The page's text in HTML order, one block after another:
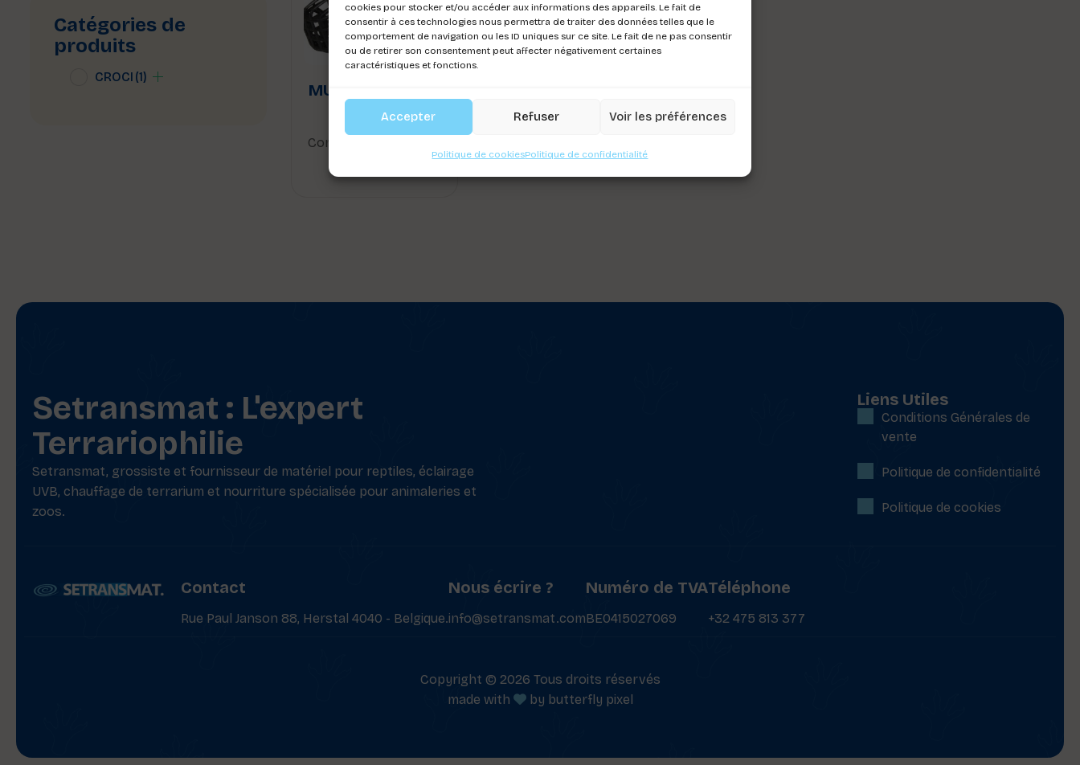
cookies pour stocker et/ou accéder aux informations des appareils. Le fait de
consentir à ces technologies nous permettra de traiter des données telles que le
comportement de navigation ou les ID uniques sur ce site. Le fait de ne pas consentir
ou de retirer son consentement peut affecter négativement certaines
caractéristiques et fonctions.
Accepter Refuser Voir les préférences
Politique de cookiesPolitique de confidentialité
Catégories de
produits
CROCI (1)
MUSELIERE LUPO
MEISURE
Connectez-vous pour
Setransmat : L'expert
Terrariophilie
Setransmat, grossiste et fournisseur de matériel pour reptiles, éclairage
UVB, chauffage de terrarium et nourriture spécialisée pour animaleries et
zoos.
Liens Utiles
Conditions Générales de
vente
Politique de confidentialité
Politique de cookies
Contact
Rue Paul Janson 88, Herstal 4040 - Belgique.
Nous écrire ?
info@setransmat.com
Numéro de TVA
BE0415027069
Téléphone
+32 475 813 377
Copyright © 2026 Tous droits réservés
made with
by butterfly pixel